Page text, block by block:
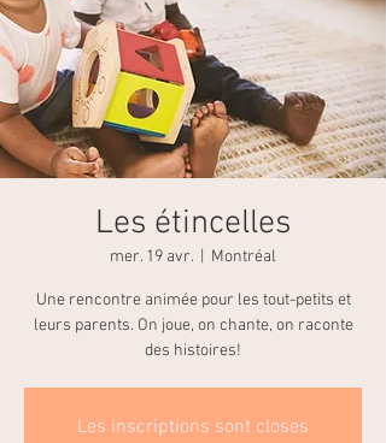
Les étincelles
mer. 19 avr. Montréal
Une rencontre animée pour les tout-petits et
leurs parents. On joue, on chante, on raconte
des histoires!
Les inscriptions sont closes